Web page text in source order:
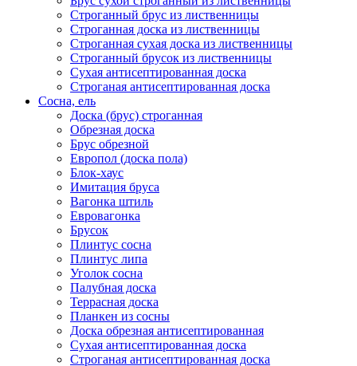
Строганный брус из лиственницы
Строганная доска из лиственницы
Строганная сухая доска из лиственницы
Строганный брусок из лиственницы
Сухая антисептированная доска
Строганая антисептированная доска
Сосна, ель
Доска (брус) строганная
Обрезная доска
Брус обрезной
Европол (доска пола)
Блок-хаус
Имитация бруса
Вагонка штиль
Евровагонка
Брусок
Плинтус сосна
Плинтус липа
Уголок сосна
Палубная доска
Террасная доска
Планкен из сосны
Доска обрезная антисептированная
Сухая антисептированная доска
Строганая антисептированная доска